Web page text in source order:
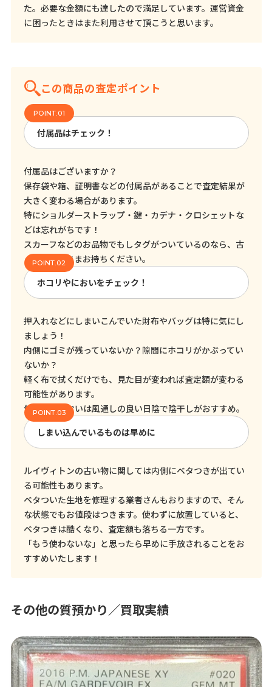
た。必要な金額にも達したので満足しています。運営資金
に困ったときはまた利用させて頂こうと思います。
この商品の査定ポイント
付属品はチェック！
付属品はございますか？
保存袋や箱、証明書などの付属品があることで査定結果が
大きく変わる場合があります。
特にショルダーストラップ・鍵・カデナ・クロシェットな
どは忘れがちです！
スカーフなどのお品物でもしタグがついているのなら、古
くてもそのままお持ちください。
ホコリやにおいをチェック！
押入れなどにしまいこんでいた財布やバッグは特に気にし
ましょう！
内側にゴミが残っていないか？隙間にホコリがかぶってい
ないか？
軽く布で拭くだけでも、見た目が変われば査定額が変わる
可能性があります。
気になるにおいは風通しの良い日陰で陰干しがおすすめ。
しまい込んでいるものは早めに
ルイヴィトンの古い物に関しては内側にベタつきが出てい
る可能性もあります。
ベタついた生地を修理する業者さんもおりますので、そん
な状態でもお値段はつきます。使わずに放置していると、
ベタつきは酷くなり、査定額も落ちる一方です。
「もう使わないな」と思ったら早めに手放されることをお
すすめいたします！
その他の質預かり／買取実績